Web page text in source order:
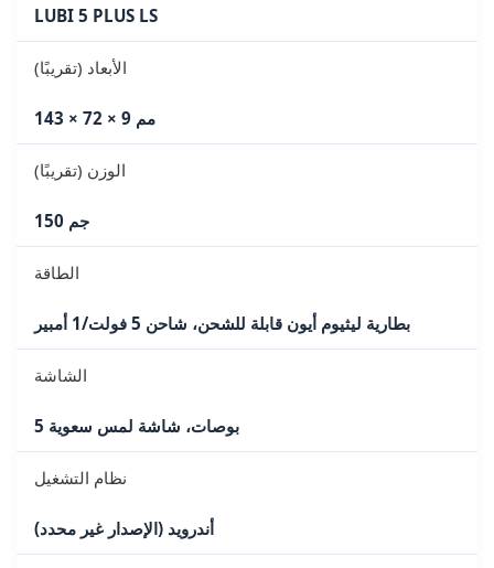
LUBI 5 PLUS LS
الأبعاد (تقريبًا)
143 × 72 × 9 مم
الوزن (تقريبًا)
150 جم
الطاقة
بطارية ليثيوم أيون قابلة للشحن، شاحن 5 فولت/1 أمبير
الشاشة
5 بوصات، شاشة لمس سعوية
نظام التشغيل
أندرويد (الإصدار غير محدد)